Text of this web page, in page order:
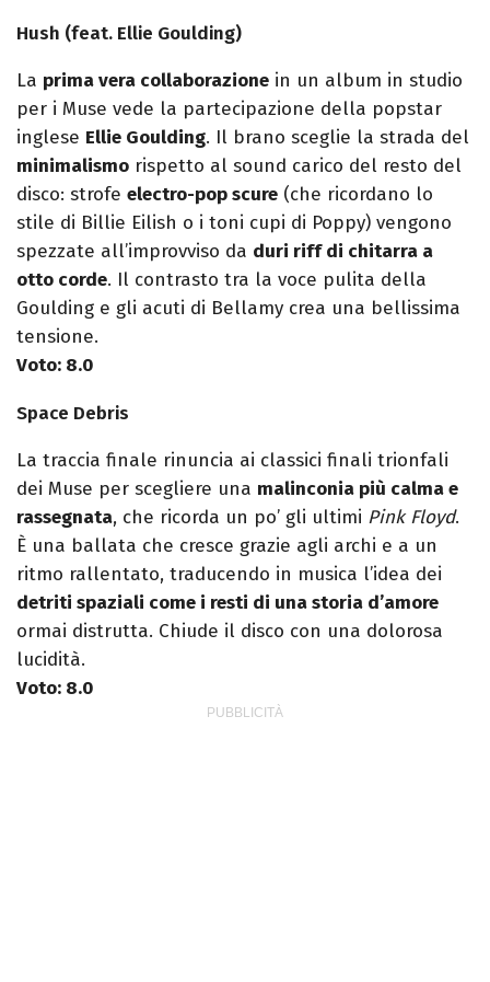
Hush (feat. Ellie Goulding)
La prima vera collaborazione in un album in studio
per i Muse vede la partecipazione della popstar
inglese Ellie Goulding. Il brano sceglie la strada del
minimalismo rispetto al sound carico del resto del
disco: strofe electro-pop scure (che ricordano lo
stile di Billie Eilish o i toni cupi di Poppy) vengono
spezzate all’improvviso da duri riff di chitarra a
otto corde. Il contrasto tra la voce pulita della
Goulding e gli acuti di Bellamy crea una bellissima
tensione.
Voto: 8.0
Space Debris
La traccia finale rinuncia ai classici finali trionfali
dei Muse per scegliere una malinconia più calma e
rassegnata, che ricorda un po’ gli ultimi Pink Floyd.
È una ballata che cresce grazie agli archi e a un
ritmo rallentato, traducendo in musica l’idea dei
detriti spaziali come i resti di una storia d’amore
ormai distrutta. Chiude il disco con una dolorosa
lucidità.
Voto: 8.0